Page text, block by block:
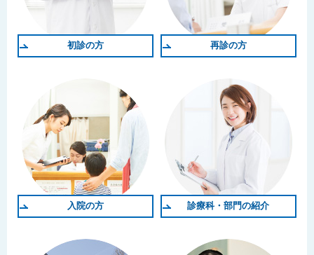
初診の方 再診の方
入院の方 診療科・部門の紹介